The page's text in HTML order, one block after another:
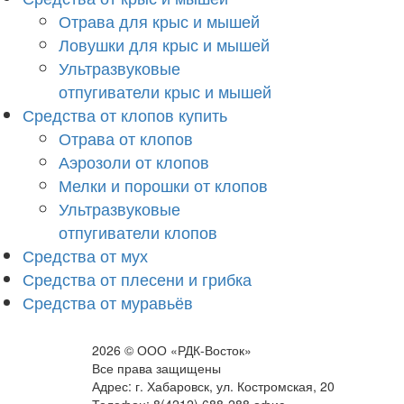
Отрава для крыс и мышей
Ловушки для крыс и мышей
Ультразвуковые
отпугиватели крыс и мышей
Средства от клопов купить
Отрава от клопов
Аэрозоли от клопов
Мелки и порошки от клопов
Ультразвуковые
отпугиватели клопов
Средства от мух
Средства от плесени и грибка
Средства от муравьёв
2026 © ООО «РДК-Восток»
Все права защищены
Адрес: г. Хабаровск, ул. Костромская, 20